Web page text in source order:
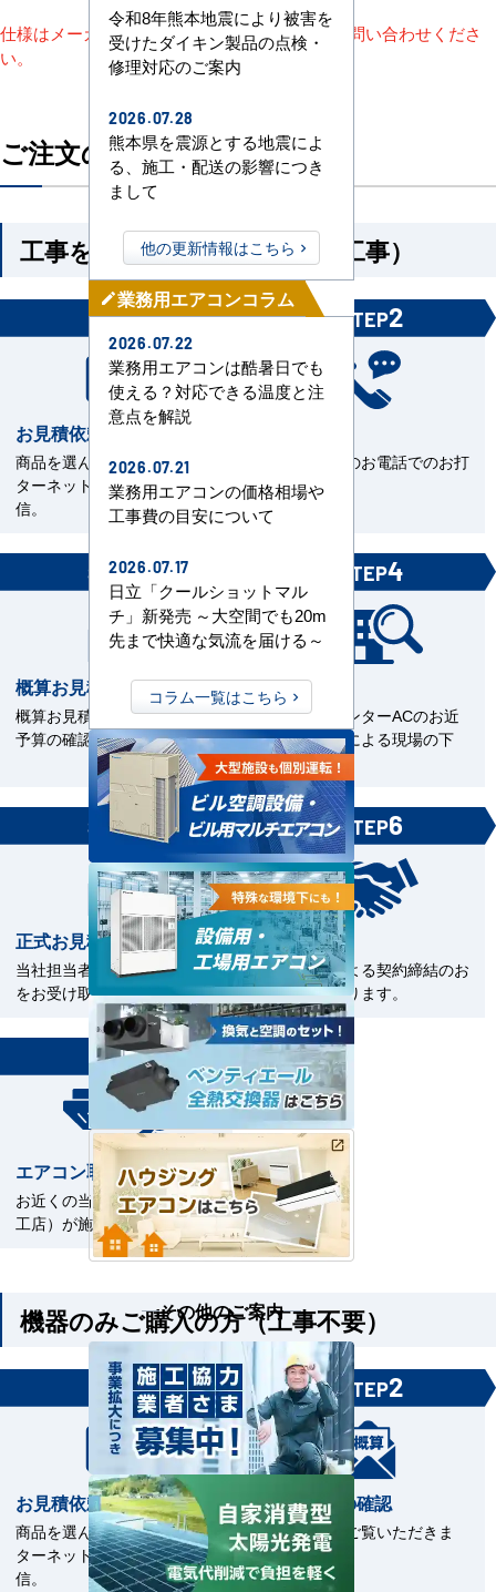
仕様はメーカーによって異なります。詳細はお問い合わせくださ
い。
ご注文の流れ
工事を依頼される方（機器＋工事）
STEP1
お見積依頼
商品を選んで見積依頼をイン
ターネットまたはFAXで送
信。
STEP2
当社担当とのお電話でのお打
合せ。
STEP3
概算お見積書を確認
概算お見積をご覧いただきご
予算の確認。
STEP4
現場下見
エアコンセンターACのお近
くの直工店による現場の下
見。
STEP 5
正式お見積書の確認
当社担当者から正式お見積書
をお受け取下さい。
STEP6
ご契約
電子契約による契約締結のお
手続きとなります。
STEP7
エアコン取付工事
お近くの当社指定工事店（直
工店）が施工いたします。
機器のみご購入の方（工事不要）
STEP1
お見積依頼
商品を選んで見積依頼をイン
ターネットまたはFAXで送
信。
STEP2
お見積書の確認
お見積書をご覧いただきま
す。
令和8年熊本地震により被害を
受けたダイキン製品の点検・
修理対応のご案内
2026.07.28
熊本県を震源とする地震によ
る、施工・配送の影響につき
まして
他の更新情報はこちら
mode_edit業務用エアコンコラム
2026.07.22
業務用エアコンは酷暑日でも
使える？対応できる温度と注
意点を解説
2026.07.21
業務用エアコンの価格相場や
工事費の目安について
2026.07.17
日立「クールショットマル
チ」新発売 ～大空間でも20m
先まで快適な気流を届ける～
コラム一覧はこちら
その他のご案内